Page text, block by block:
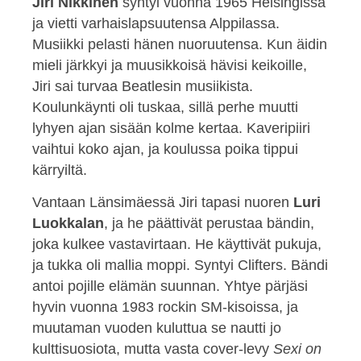
ja vietti varhaislapsuutensa Alppilassa.
Musiikki pelasti hänen nuoruutensa. Kun äidin
mieli järkkyi ja muusikkoisä hävisi keikoille,
Jiri sai turvaa Beatlesin musiikista.
Koulunkäynti oli tuskaa, sillä perhe muutti
lyhyen ajan sisään kolme kertaa. Kaveripiiri
vaihtui koko ajan, ja koulussa poika tippui
kärryiltä.
Vantaan Länsimäessä Jiri tapasi nuoren Luri
Luokkalan, ja he päättivät perustaa bändin,
joka kulkee vastavirtaan. He käyttivät pukuja,
ja tukka oli mallia moppi. Syntyi Clifters. Bändi
antoi pojille elämän suunnan. Yhtye pärjäsi
hyvin vuonna 1983 rockin SM-kisoissa, ja
muutaman vuoden kuluttua se nautti jo
kulttisuosiota, mutta vasta cover-levy Sexi on